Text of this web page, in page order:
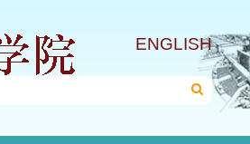
ENGLISH